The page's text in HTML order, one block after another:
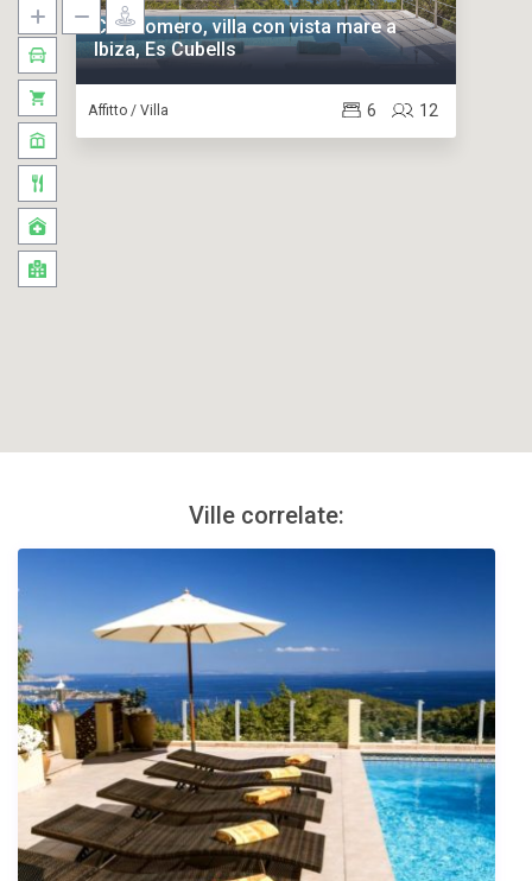
Can Romero, villa con vista mare a
Ibiza, Es Cubells
Affitto / Villa 12
6
Ville correlate: